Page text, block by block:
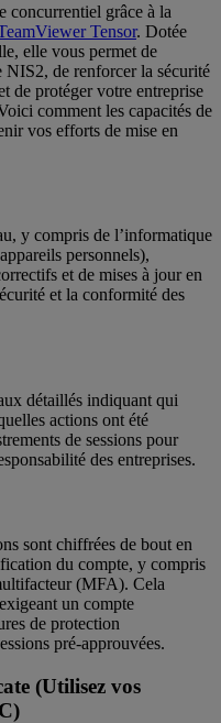
concurrentiel grâce à la
Tensor. Dotée
elle vous permet de
NIS2, de renforcer la sécurité
de protéger votre entreprise
comment les capacités de
vos efforts de mise en
y compris de l’informatique
personnels),
et de mises à jour en
et la conformité des
détaillés indiquant qui
actions ont été
de sessions pour
des entreprises.
sont chiffrées de bout en
du compte, y compris
(MFA). Cela
un compte
de protection
pré-approuvées.
(Utilisez vos